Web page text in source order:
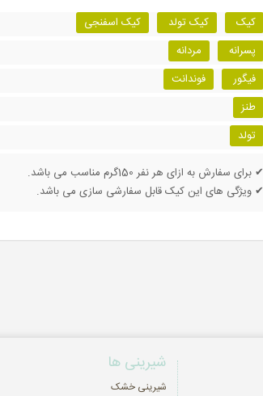
کیک کیک تولد
کیک اسفنجی
پسرانه
مردانه
فیگور
فوندانت
طنز
تولد
✔ برای سفارش به ازای هر نفر 150گرم مناسب می باشد.
✔ ویژگی های این کیک قابل سفارشی سازی می باشد.
شیرینی ها
شیرینی خشک